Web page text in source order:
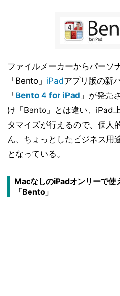
ファイルメーカーからパーソ
「Bento」 iPadアプリ版の新
「 Bento 4 for iPad 」が発売
け「Bento」とは違い、iPad
タマイズが行えるので、個人
ん、ちょっとしたビジネス用
となっている。
MacなしのiPadオンリーで使
「Bento」